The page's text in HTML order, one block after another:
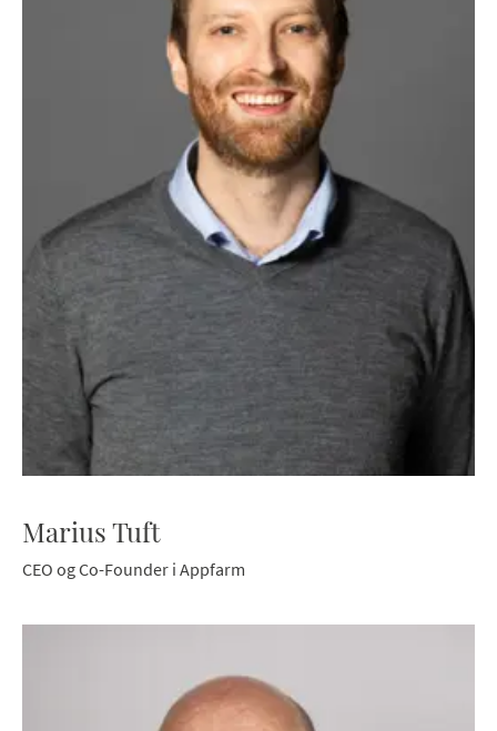
Marius Tuft
CEO og Co-Founder i Appfarm